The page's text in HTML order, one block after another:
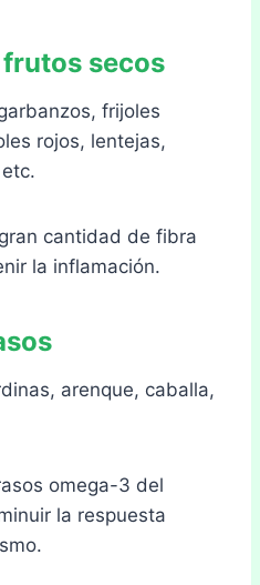
secos
frijoles
rojos, lentejas,
cantidad de fibra
la inflamación.
arenque, caballa,
omega-3 del
la respuesta